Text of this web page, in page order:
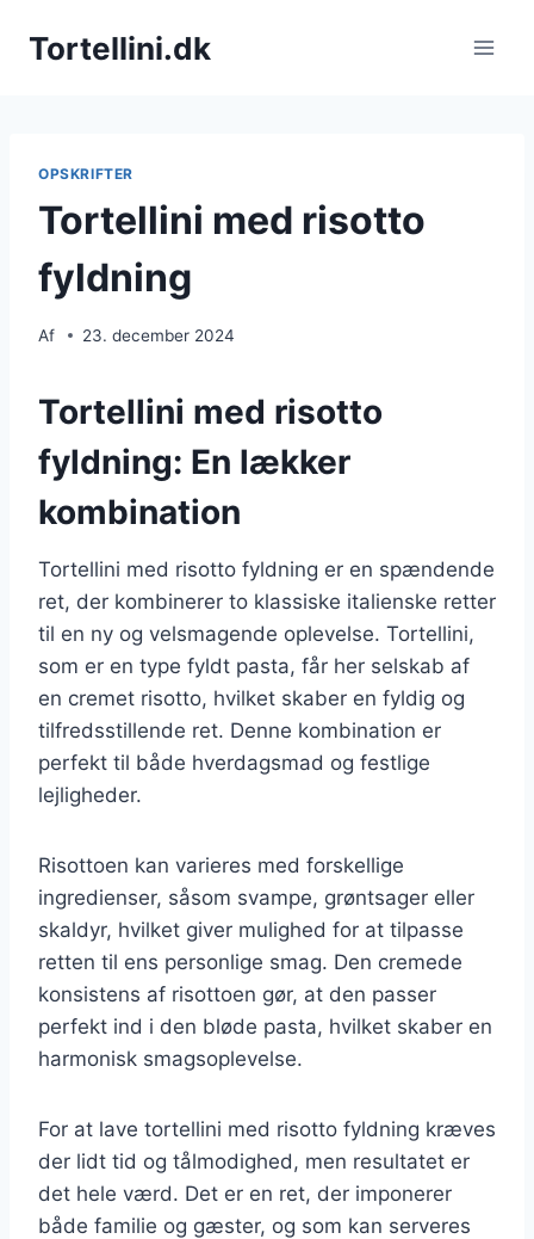
Tortellini.dk
OPSKRIFTER
Tortellini med risotto
fyldning
Af 23. december 2024
Tortellini med risotto
fyldning: En lækker
kombination
Tortellini med risotto fyldning er en spændende
ret, der kombinerer to klassiske italienske retter
til en ny og velsmagende oplevelse. Tortellini,
som er en type fyldt pasta, får her selskab af
en cremet risotto, hvilket skaber en fyldig og
tilfredsstillende ret. Denne kombination er
perfekt til både hverdagsmad og festlige
lejligheder.
Risottoen kan varieres med forskellige
ingredienser, såsom svampe, grøntsager eller
skaldyr, hvilket giver mulighed for at tilpasse
retten til ens personlige smag. Den cremede
konsistens af risottoen gør, at den passer
perfekt ind i den bløde pasta, hvilket skaber en
harmonisk smagsoplevelse.
For at lave tortellini med risotto fyldning kræves
der lidt tid og tålmodighed, men resultatet er
det hele værd. Det er en ret, der imponerer
både familie og gæster, og som kan serveres